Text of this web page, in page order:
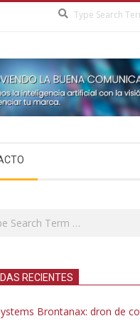
RECIENTES
Brontanax: dron de